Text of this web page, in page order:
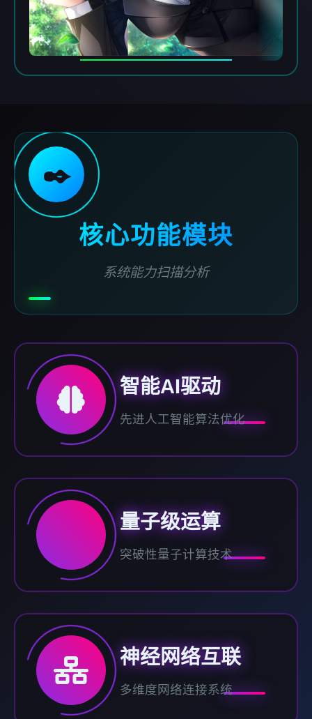
✒️
核心功能模块
系统能力扫描分析
智能AI驱动
先进人工智能算法优化
量子级运算
突破性量子计算技术
神经网络互联
多维度网络连接系统